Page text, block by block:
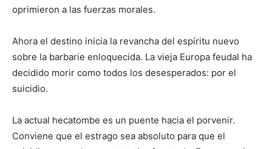
oprimieron a las fuerzas morales.
Ahora el destino inicia la revancha del espíritu nuevo
sobre la barbarie enloquecida. La vieja Europa feudal ha
decidido morir como todos los desesperados: por el
suicidio.
La actual hecatombe es un puente hacia el porvenir.
Conviene que el estrago sea absoluto para que el